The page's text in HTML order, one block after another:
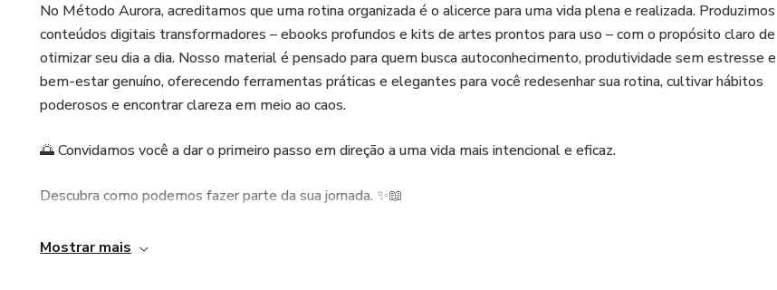
Está pronta para parar de admirar a vida dos outros e começar a viver a sua versão mais
confiante e radiante?
No Método Aurora, acreditamos que uma rotina organizada é o alicerce para uma vida plena e realizada. Produzimos
conteúdos digitais transformadores – ebooks profundos e kits de artes prontos para uso – com o propósito claro de
otimizar seu dia a dia. Nosso material é pensado para quem busca autoconhecimento, produtividade sem estresse e
bem-estar genuíno, oferecendo ferramentas práticas e elegantes para você redesenhar sua rotina, cultivar hábitos
poderosos e encontrar clareza em meio ao caos.
🌅 Convidamos você a dar o primeiro passo em direção a uma vida mais intencional e eficaz.
Descubra como podemos fazer parte da sua jornada. ✨📖
Mostrar mais